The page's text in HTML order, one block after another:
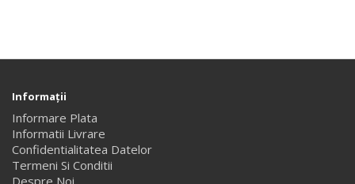
Informaţii
Informare Plata
Informatii Livrare
Confidentialitatea Datelor
Termeni Si Conditii